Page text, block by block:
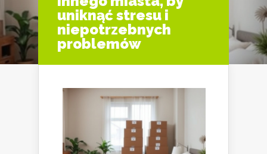
uniknąć stresu i
niepotrzebnych
problemów